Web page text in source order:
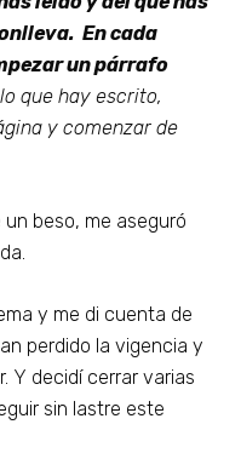
En cada
un párrafo
que hay escrito,
y comenzar de
beso, me aseguró
y me di cuenta de
perdido la vigencia y
Y decidí cerrar varias
sin lastre este